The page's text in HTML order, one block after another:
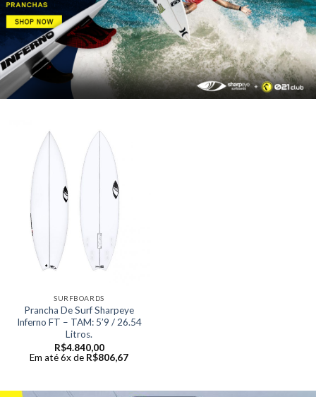
SURFBOARDS
Prancha De Surf Sharpeye
Inferno FT – TAM: 5’9 / 26.54
Litros.
R$4.840,00
Em até 6x de R$806,67